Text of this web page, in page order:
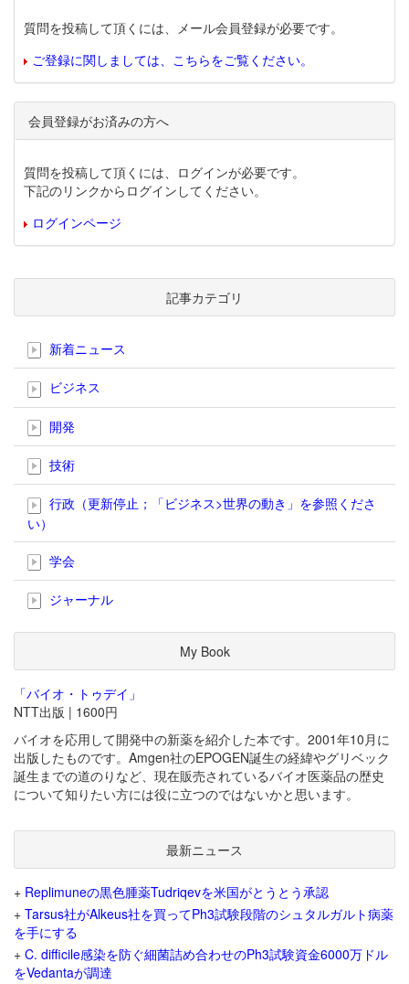
質問を投稿して頂くには、メール会員登録が必要です。
ご登録に関しましては、こちらをご覧ください。
会員登録がお済みの方へ
質問を投稿して頂くには、ログインが必要です。
下記のリンクからログインしてください。
ログインページ
記事カテゴリ
新着ニュース
ビジネス
開発
技術
行政（更新停止；「ビジネス>世界の動き」を参照くださ
い）
学会
ジャーナル
My Book
「バイオ・トゥデイ」
NTT出版 | 1600円
バイオを応用して開発中の新薬を紹介した本です。2001年10月に
出版したものです。Amgen社のEPOGEN誕生の経緯やグリベック
誕生までの道のりなど、現在販売されているバイオ医薬品の歴史
について知りたい方には役に立つのではないかと思います。
最新ニュース
+ Replimuneの黒色腫薬Tudriqevを米国がとうとう承認
+ Tarsus社がAlkeus社を買ってPh3試験段階のシュタルガルト病薬
を手にする
+ C. difficile感染を防ぐ細菌詰め合わせのPh3試験資金6000万ドル
をVedantaが調達